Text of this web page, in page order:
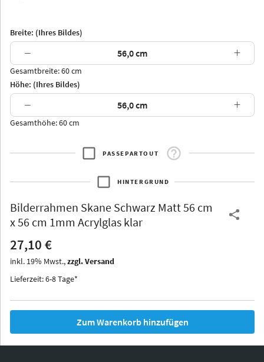
Arran Luzern
Thurgau
Iowa
Breite: (Ihres Bildes)
− +
Gesamtbreite: 60 cm
Höhe: (Ihres Bildes)
− +
Gesamthöhe: 60 cm
PASSEPARTOUT
HINTERGRUND
Bilderrahmen Skane Schwarz Matt 56 cm
x 56 cm 1mm Acrylglas klar
27,10 €
inkl. 19% Mwst.,zzgl. Versand
Lieferzeit: 6-8 Tage*
Zum Warenkorb hinzufügen